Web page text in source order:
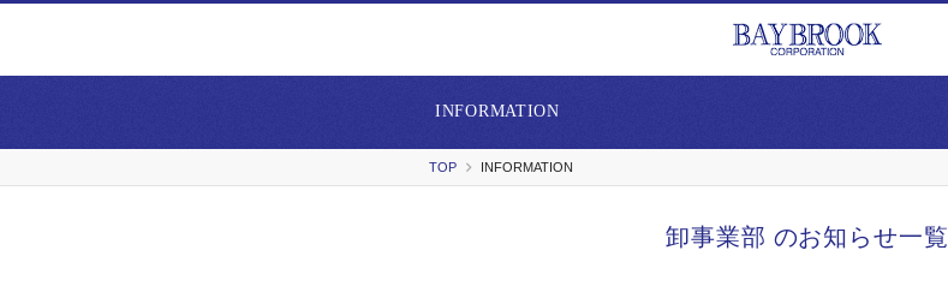
INFORMATION
TOP INFORMATION
卸事業部 のお知らせ一覧